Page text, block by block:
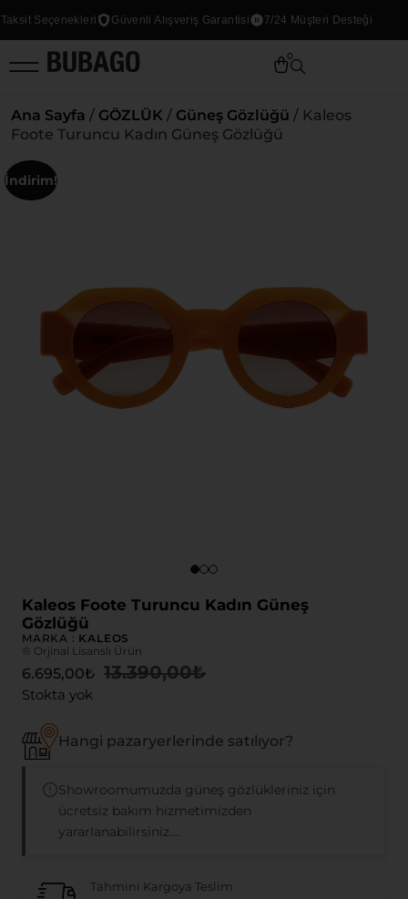
Seçenekleri Güvenli Alışveriş Garantisi 7/24 Müşteri Desteği
0
Ana Sayfa / GÖZLÜK / Güneş Gözlüğü / Kaleos
Foote Turuncu Kadın Güneş Gözlüğü
İndirim!
Kaleos Foote Turuncu Kadın Güneş
Gözlüğü
MARKA : KALEOS
® Orjinal Lisanslı Ürün
13.390,00₺
6.695,00₺
Stokta yok
Hangi pazaryerlerinde satılıyor?
Showroomumuzda güneş gözlükleriniz için
ücretsiz bakım hizmetimizden
yararlanabilirsiniz....
Tahmini Kargoya Teslim